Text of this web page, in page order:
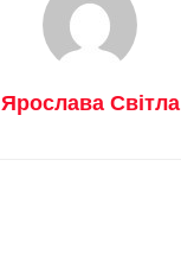
Ярослава Світла